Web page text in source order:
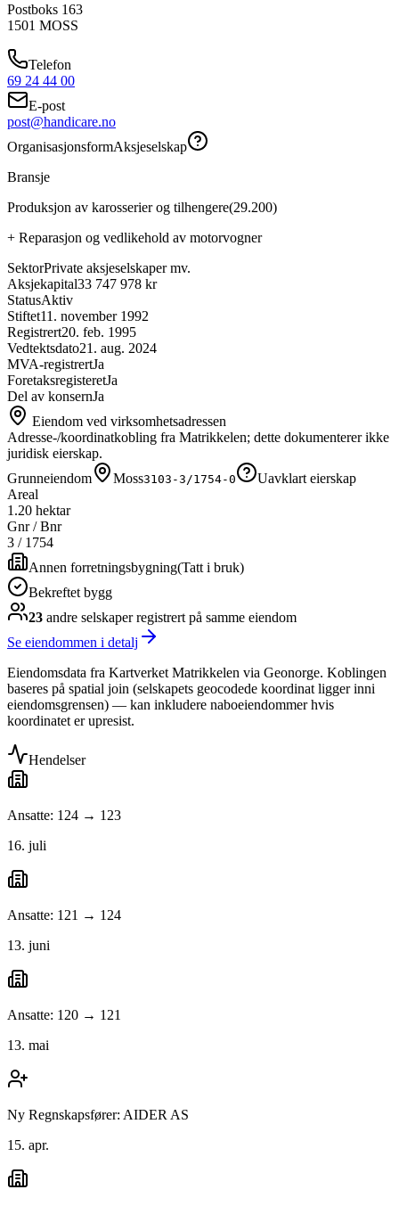
Postboks 163
1501 MOSS
Telefon
69 24 44 00
E-post
post@handicare.no
OrganisasjonsformAksjeselskap
Bransje
Produksjon av karosserier og tilhengere(29.200)
+ Reparasjon og vedlikehold av motorvogner
SektorPrivate aksjeselskaper mv.
Aksjekapital33 747 978 kr
StatusAktiv
Stiftet11. november 1992
Registrert20. feb. 1995
Vedtektsdato21. aug. 2024
MVA-registrertJa
ForetaksregisteretJa
Del av konsernJa
Eiendom ved virksomhetsadressen
Adresse-/koordinatkobling fra Matrikkelen; dette dokumenterer ikke
juridisk eierskap.
Grunneiendom
Moss3103-3/1754-0
Uavklart eierskap
Areal
1.20 hektar
Gnr / Bnr
3 / 1754
Annen forretningsbygning(Tatt i bruk)
Bekreftet bygg
23 andre selskaperregistrert på samme eiendom
Se eiendommen i detalj
Eiendomsdata fra Kartverket Matrikkelen via Geonorge. Koblingen
baseres på spatial join (selskapets geocodede koordinat ligger inni
eiendomsgrensen) — kan inkludere naboeiendommer hvis
koordinatet er upresist.
Hendelser
Ansatte: 124 → 123
16. juli
Ansatte: 121 → 124
13. juni
Ansatte: 120 → 121
13. mai
Ny Regnskapsfører: AIDER AS
15. apr.